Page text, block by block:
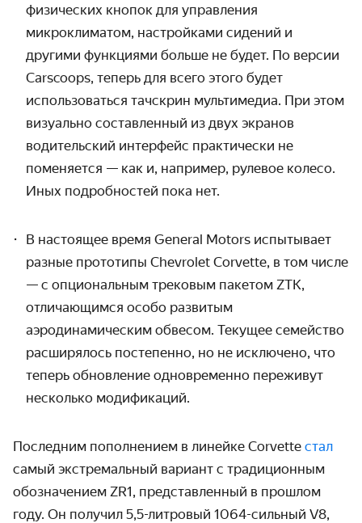
физических кнопок для управления
микроклиматом, настройками сидений и
другими функциями больше не будет. По версии
Carscoops, теперь для всего этого будет
использоваться тачскрин мультимедиа. При этом
визуально составленный из двух экранов
водительский интерфейс практически не
поменяется — как и, например, рулевое колесо.
Иных подробностей пока нет.
В настоящее время General Motors испытывает
разные прототипы Chevrolet Corvette, в том числе
— с опциональным трековым пакетом ZTK,
отличающимся особо развитым
аэродинамическим обвесом. Текущее семейство
расширялось постепенно, но не исключено, что
теперь обновление одновременно переживут
несколько модификаций.
Последним пополнением в линейке Corvette стал
самый экстремальный вариант с традиционным
обозначением ZR1, представленный в прошлом
году. Он получил 5,5-литровый 1064-сильный V8,